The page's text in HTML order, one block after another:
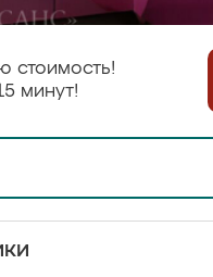
стоимость!
минут!